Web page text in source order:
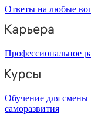
Ответы на любые
Профессиональное
Обучение для смены
саморазвития